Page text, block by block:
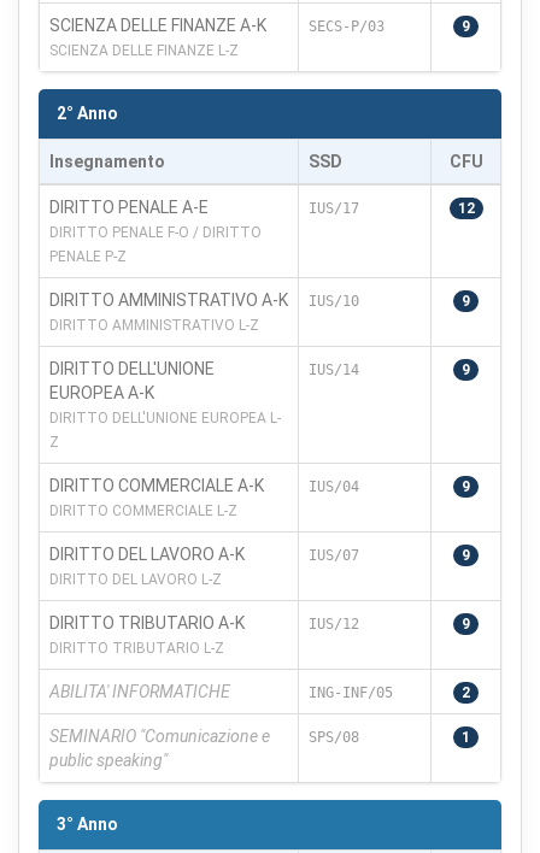
SCIENZA DELLE FINANZE A-K
SCIENZA DELLE FINANZE L-Z
SECS-P/03 9
2° Anno
Insegnamento SSD CFU
DIRITTO PENALE A-E
DIRITTO PENALE F-O / DIRITTO
PENALE P-Z
IUS/17 12
DIRITTO AMMINISTRATIVO A-K
DIRITTO AMMINISTRATIVO L-Z
IUS/10 9
DIRITTO DELL'UNIONE
EUROPEA A-K
DIRITTO DELL'UNIONE EUROPEA L-
Z
IUS/14 9
DIRITTO COMMERCIALE A-K
DIRITTO COMMERCIALE L-Z
IUS/04 9
DIRITTO DEL LAVORO A-K
DIRITTO DEL LAVORO L-Z
IUS/07 9
DIRITTO TRIBUTARIO A-K
DIRITTO TRIBUTARIO L-Z
IUS/12 9
ABILITA' INFORMATICHE ING-INF/05 2
SEMINARIO "Comunicazione e
public speaking"
SPS/08 1
3° Anno